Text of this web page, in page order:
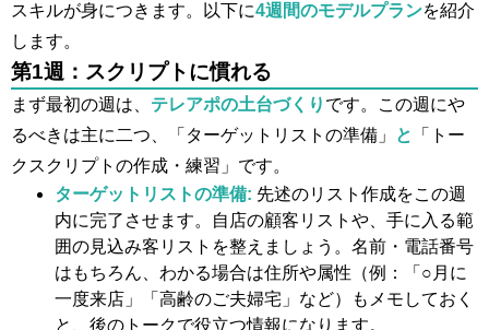
スキルが身につきます。以下に4週間のモデルプランを紹介
します。
第1週：スクリプトに慣れる
まず最初の週は、 テレアポの土台づくり です。この週にや
るべきは主に二つ、「ターゲットリストの準備」
と
「トー
クスクリプトの作成・練習」です。
ターゲットリストの準備: 先述のリスト作成をこの週
内に完了させます。自店の顧客リストや、手に入る範
囲の見込み客リストを整えましょう。名前・電話番号
はもちろん、わかる場合は住所や属性（例：「○月に
一度来店」「高齢のご夫婦宅」など）もメモしておく
と、後のトークで役立つ情報になります。